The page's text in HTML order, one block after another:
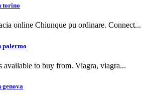
torino
online Chiunque pu ordinare. Connect...
palermo
available to buy from. Viagra, viagra...